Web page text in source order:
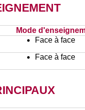
Mode
Face à face
Face à face